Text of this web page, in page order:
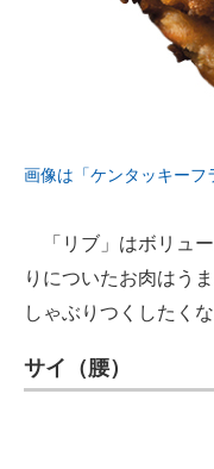
画像は「ケンタッキーフ
「リブ」はボリュ
りについたお肉はう
しゃぶりつくしたく
サイ（腰）